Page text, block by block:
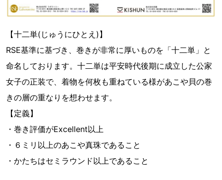
【十二単(じゅうにひとえ)】
RSE基準に基づき、巻きが非常に厚いものを「十二単」と
命名しております。十二単は平安時代後期に成立した公家
女子の正装で、着物を何枚も重ねている様があこや貝の巻
きの層の重なりを想わせます。
【定義】
・巻き評価がExcellent以上
・６ミリ以上のあこや真珠であること
・かたちはセミラウンド以上であること